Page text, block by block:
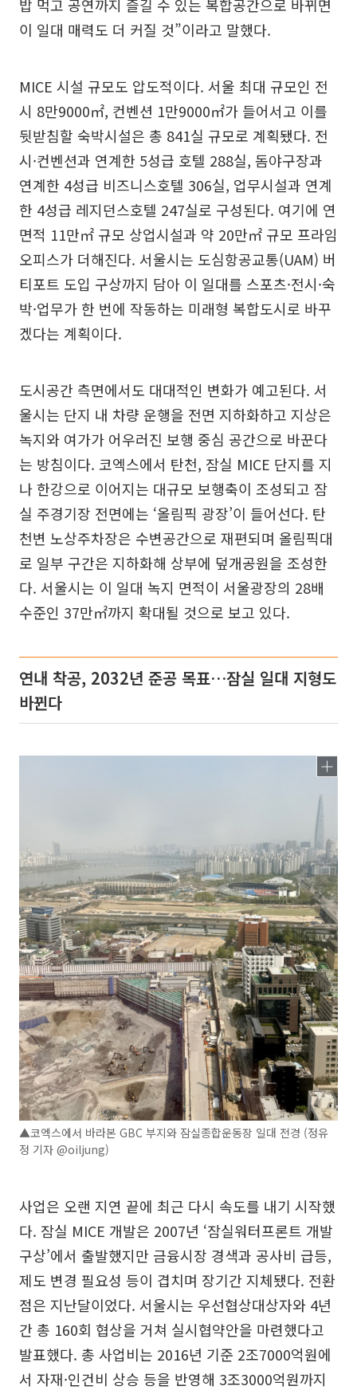
밥 먹고 공연까지 즐길 수 있는 복합공간으로 바뀌면
이 일대 매력도 더 커질 것”이라고 말했다.
MICE 시설 규모도 압도적이다. 서울 최대 규모인 전
시 8만9000㎡, 컨벤션 1만9000㎡가 들어서고 이를
뒷받침할 숙박시설은 총 841실 규모로 계획됐다. 전
시·컨벤션과 연계한 5성급 호텔 288실, 돔야구장과
연계한 4성급 비즈니스호텔 306실, 업무시설과 연계
한 4성급 레지던스호텔 247실로 구성된다. 여기에 연
면적 11만㎡ 규모 상업시설과 약 20만㎡ 규모 프라임
오피스가 더해진다. 서울시는 도심항공교통(UAM) 버
티포트 도입 구상까지 담아 이 일대를 스포츠·전시·숙
박·업무가 한 번에 작동하는 미래형 복합도시로 바꾸
겠다는 계획이다.
도시공간 측면에서도 대대적인 변화가 예고된다. 서
울시는 단지 내 차량 운행을 전면 지하화하고 지상은
녹지와 여가가 어우러진 보행 중심 공간으로 바꾼다
는 방침이다. 코엑스에서 탄천, 잠실 MICE 단지를 지
나 한강으로 이어지는 대규모 보행축이 조성되고 잠
실 주경기장 전면에는 ‘올림픽 광장’이 들어선다. 탄
천변 노상주차장은 수변공간으로 재편되며 올림픽대
로 일부 구간은 지하화해 상부에 덮개공원을 조성한
다. 서울시는 이 일대 녹지 면적이 서울광장의 28배
수준인 37만㎡까지 확대될 것으로 보고 있다.
연내 착공, 2032년 준공 목표…잠실 일대 지형도
바뀐다
▲코엑스에서 바라본 GBC 부지와 잠실종합운동장 일대 전경 (정유
정 기자 @oiljung)
사업은 오랜 지연 끝에 최근 다시 속도를 내기 시작했
다. 잠실 MICE 개발은 2007년 ‘잠실워터프론트 개발
구상’에서 출발했지만 금융시장 경색과 공사비 급등,
제도 변경 필요성 등이 겹치며 장기간 지체됐다. 전환
점은 지난달이었다. 서울시는 우선협상대상자와 4년
간 총 160회 협상을 거쳐 실시협약안을 마련했다고
발표했다. 총 사업비는 2016년 기준 2조7000억원에
서 자재·인건비 상승 등을 반영해 3조3000억원까지